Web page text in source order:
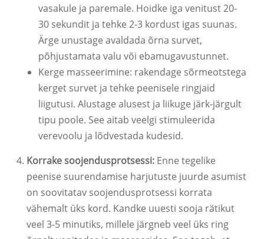
vasakule ja paremale. Hoidke iga venitust 20-
30 sekundit ja tehke 2-3 kordust igas suunas.
Ärge unustage avaldada õrna survet,
põhjustamata valu või ebamugavustunnet.
Kerge masseerimine: rakendage sõrmeotstega
kerget survet ja tehke peenisele ringjaid
liigutusi. Alustage alusest ja liikuge järk-järgult
tipu poole. See aitab veelgi stimuleerida
verevoolu ja lõdvestada kudesid.
Korrake soojendusprotsessi: Enne tegelike
peenise suurendamise harjutuste juurde asumist
on soovitatav soojendusprotsessi korrata
vähemalt üks kord. Kandke uuesti sooja rätikut
veel 3-5 minutiks, millele järgneb veel üks ring